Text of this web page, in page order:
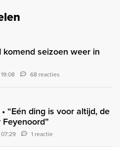
komend seizoen weer in
68 reacties
“Eén ding is voor altijd, de
1 reactie